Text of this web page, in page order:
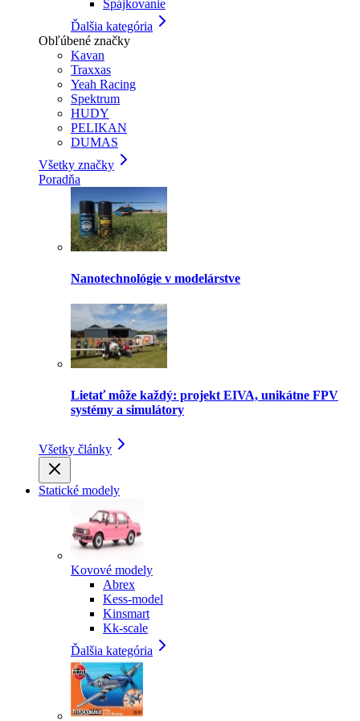
Spájkovanie
Ďalšia kategória
Obľúbené značky
Kavan
Traxxas
Yeah Racing
Spektrum
HUDY
PELIKAN
DUMAS
Všetky značky
Poradňa
Nanotechnológie v modelárstve
Lietať môže každý: projekt EIVA, unikátne FPV
systémy a simulátory
Všetky články
Statické modely
Kovové modely
Abrex
Kess-model
Kinsmart
Kk-scale
Ďalšia kategória